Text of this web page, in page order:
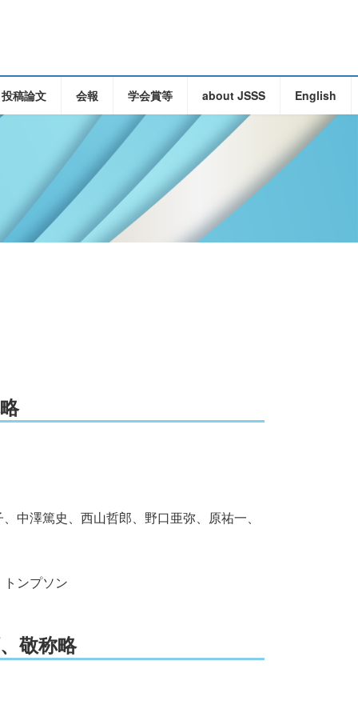
稿論文 会報 学会賞等 about JSSS English
澤篤史、西山哲郎、野口亜弥、原祐一、
ンプソン
敬称略